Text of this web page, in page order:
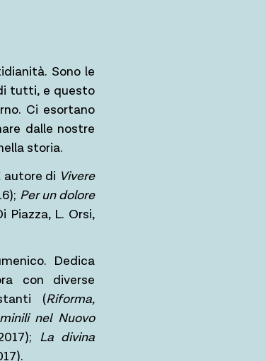
Sono le
tutti, e questo
Ci esortano
dalle nostre
storia.
autore di Vivere
Per un dolore
Piazza, L. Orsi,
Dedica
con diverse
(Riforma,
nel Nuovo
La divina